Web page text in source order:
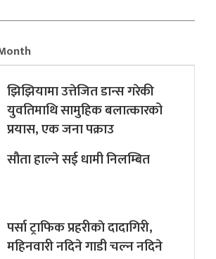
झिझियामा उत्तेजित डान्स गरेकी
युवतिमाथि सामुहिक बलात्कारको
प्रयास, एक जना पक्राउ
सौता हाल्ने सई धामी निलम्बित
पर्सा ट्राफिक प्रहरीकाे दादागिरी,
महिनवारी नदिने गाडी चल्न नदिने